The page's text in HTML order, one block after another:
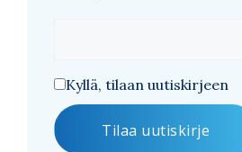
Kyllä, tilaan uutiskirjeen